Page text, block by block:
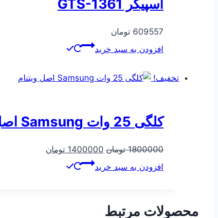
اسپیکر GTS-1361
609557 تومان
افزودن به سبد خرید
تخفیف!
کلگی 25 وات Samsung اصل ویتنام
1800000 تومان قیمت
اصلی
1400000 تومان
افزودن به سبد خرید
محصولات مرتبط